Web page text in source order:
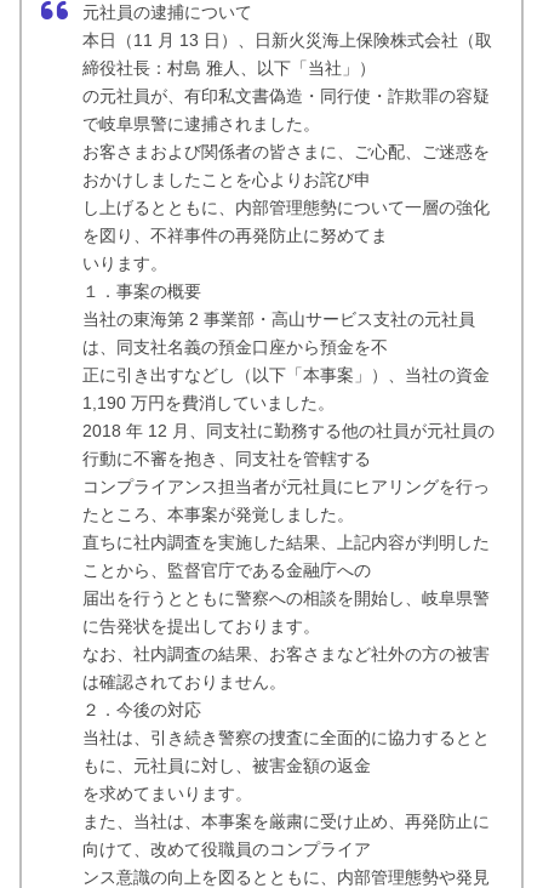
元社員の逮捕について
本日（11 月 13 日）、日新火災海上保険株式会社（取
締役社長：村島 雅人、以下「当社」）
の元社員が、有印私文書偽造・同行使・詐欺罪の容疑
で岐阜県警に逮捕されました。
お客さまおよび関係者の皆さまに、ご心配、ご迷惑を
おかけしましたことを心よりお詫び申
し上げるとともに、内部管理態勢について一層の強化
を図り、不祥事件の再発防止に努めてま
いります。
１．事案の概要
当社の東海第 2 事業部・高山サービス支社の元社員
は、同支社名義の預金口座から預金を不
正に引き出すなどし（以下「本事案」）、当社の資金
1,190 万円を費消していました。
2018 年 12 月、同支社に勤務する他の社員が元社員の
行動に不審を抱き、同支社を管轄する
コンプライアンス担当者が元社員にヒアリングを行っ
たところ、本事案が発覚しました。
直ちに社内調査を実施した結果、上記内容が判明した
ことから、監督官庁である金融庁への
届出を行うとともに警察への相談を開始し、岐阜県警
に告発状を提出しております。
なお、社内調査の結果、お客さまなど社外の方の被害
は確認されておりません。
２．今後の対応
当社は、引き続き警察の捜査に全面的に協力するとと
もに、元社員に対し、被害金額の返金
を求めてまいります。
また、当社は、本事案を厳粛に受け止め、再発防止に
向けて、改めて役職員のコンプライア
ンス意識の向上を図るとともに、内部管理態勢や発見